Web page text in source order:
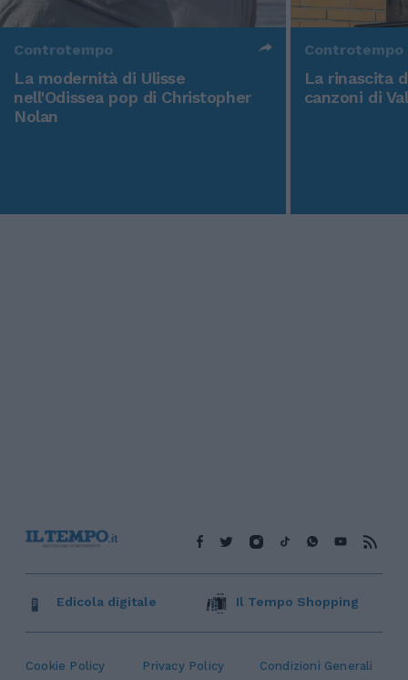
Controtempo
La modernità di Ulisse
nell'Odissea pop di Christopher
Nolan
Controtempo
La rinascita
canzoni di
Cookie Policy Privacy Policy Condizioni Generali
Edicola digitale Il Tempo Shopping